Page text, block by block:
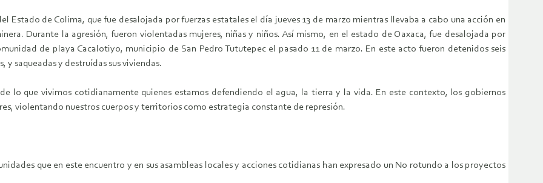
Estado de Colima, que fue desalojada por fuerzas estatales el día jueves 13 de marzo mientras llevaba a cabo una acción en
Durante la agresión, fueron violentadas mujeres, niñas y niños. Así mismo, en el estado de Oaxaca, fue desalojada por
de playa Cacalotiyo, municipio de San Pedro Tututepec el pasado 11 de marzo. En este acto fueron detenidos seis
y saqueadas y destruídas sus viviendas.
lo que vivimos cotidianamente quienes estamos defendiendo el agua, la tierra y la vida. En este contexto, los gobiernos
violentando nuestros cuerpos y territorios como estrategia constante de represión.
que en este encuentro y en sus asambleas locales y acciones cotidianas han expresado un No rotundo a los proyectos